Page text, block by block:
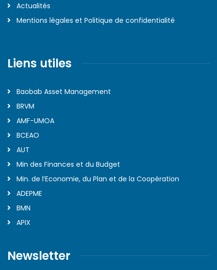
Actualités
Mentions légales et Politique de confidentialité
Liens utiles
Baobab Asset Management
BRVM
AMF-UMOA
BCEAO
AUT
Min des Finances et du Budget
Min. de l’Economie, du Plan et de la Coopération
ADEPME
BMN
APIX
Newsletter